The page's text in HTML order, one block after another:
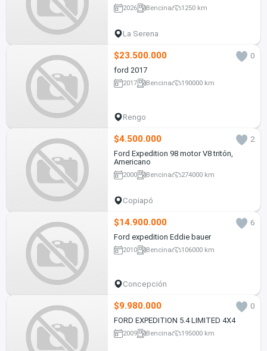
2026 Bencina 1250 km
La Serena
$23.500.000
0
ford 2017
2017 Bencina 190000 km
Rengo
$4.500.000
2
Ford Expedition 98 motor V8 tritón,
Americano
2000 Bencina 274000 km
Copiapó
$14.900.000
6
Ford expedition Eddie bauer
2010 Bencina 106000 km
Concepción
$9.980.000
0
FORD EXPEDITION 5.4 LIMITED 4X4
2009 Bencina 195000 km